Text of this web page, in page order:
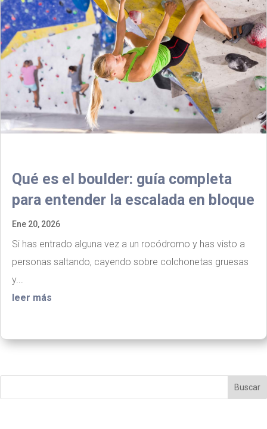
Qué es el boulder: guía completa
para entender la escalada en bloque
Ene 20, 2026
Si has entrado alguna vez a un rocódromo y has visto a
personas saltando, cayendo sobre colchonetas gruesas
y...
leer más
Buscar